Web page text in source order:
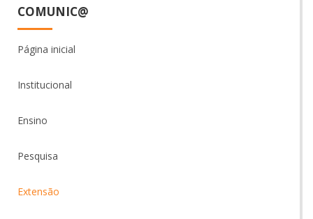
COMUNIC@
Página inicial
Institucional
Ensino
Pesquisa
Extensão